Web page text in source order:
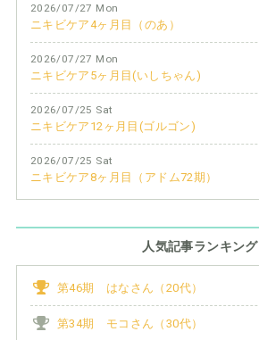
2026/07/27 Mon
ニキビケア4ヶ月目（のあ）
2026/07/27 Mon
ニキビケア5ヶ月目(いしちゃん)
2026/07/25 Sat
ニキビケア12ヶ月目(ゴルゴン)
2026/07/25 Sat
ニキビケア8ヶ月目（アドム72期）
人気記事ランキング
第46期 はなさん（20代）
第34期 モコさん（30代）